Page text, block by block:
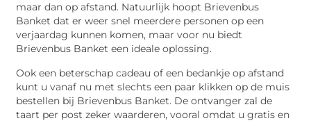
maar dan op afstand. Natuurlijk hoopt Brievenbus
Banket dat er weer snel meerdere personen op een
verjaardag kunnen komen, maar voor nu biedt
Brievenbus Banket een ideale oplossing.
Ook een beterschap cadeau of een bedankje op afstand
kunt u vanaf nu met slechts een paar klikken op de muis
bestellen bij Brievenbus Banket. De ontvanger zal de
taart per post zeker waarderen, vooral omdat u gratis en